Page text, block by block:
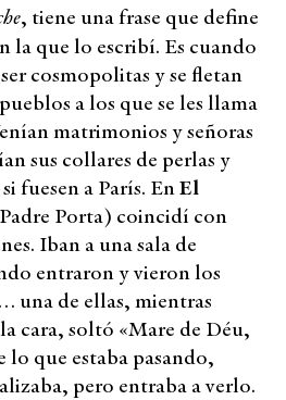
, tiene una frase que define
la que lo escribí. Es cuando
cosmopolitas y se fletan
a los que se les llama
matrimonios y señoras
sus collares de perlas y
fuesen a París. EnEl
Porta) coincidí con
Iban a una sala de
entraron y vieron los
una de ellas, mientras
cara, soltó «Mare de Déu,
lo que estaba pasando,
pero entraba a verlo.